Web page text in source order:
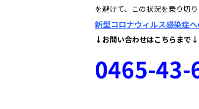
を避けて、この状況を乗り切り
新型コロナウィルス感染症
↓お問い合わせはこちらまで↓
0465-43-